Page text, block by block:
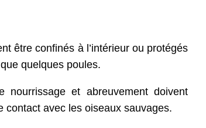
être confinés à l’intérieur ou protégés
quelques poules.
nourrissage et abreuvement doivent
contact avec les oiseaux sauvages.